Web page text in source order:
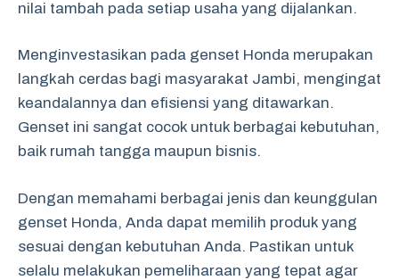
nilai tambah pada setiap usaha yang dijalankan.
Menginvestasikan pada genset Honda merupakan
langkah cerdas bagi masyarakat Jambi, mengingat
keandalannya dan efisiensi yang ditawarkan.
Genset ini sangat cocok untuk berbagai kebutuhan,
baik rumah tangga maupun bisnis.
Dengan memahami berbagai jenis dan keunggulan
genset Honda, Anda dapat memilih produk yang
sesuai dengan kebutuhan Anda. Pastikan untuk
selalu melakukan pemeliharaan yang tepat agar